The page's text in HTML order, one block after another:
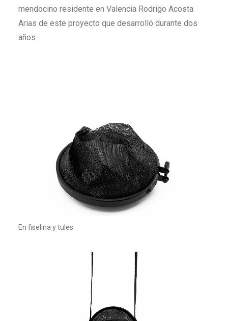
mendocino residente en Valencia Rodrigo Acosta
Arias de este proyecto que desarrolló durante dos
años.
En fiselina y tules